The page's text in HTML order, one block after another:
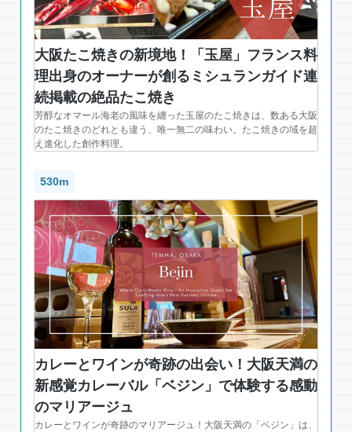
大阪たこ焼きの新境地！「玉屋」フランス料
理出身のオーナーが創るミシュランガイド連
続掲載の絶品たこ焼き
芳醇なオマール海老の風味を纏った玉屋のたこ焼きは、数ある大阪
のたこ焼きのどれとも違う、唯一無二の味わい。たこ焼きの域を超
え進化した創作料理。
530m
カレーとワインが奇跡の出会い！大阪天満の
新感覚カレーバル「ベジン」で体験する感動
のマリアージュ
カレーとワインが奇跡のマリアージュ！大阪天満の「ベジン」は、